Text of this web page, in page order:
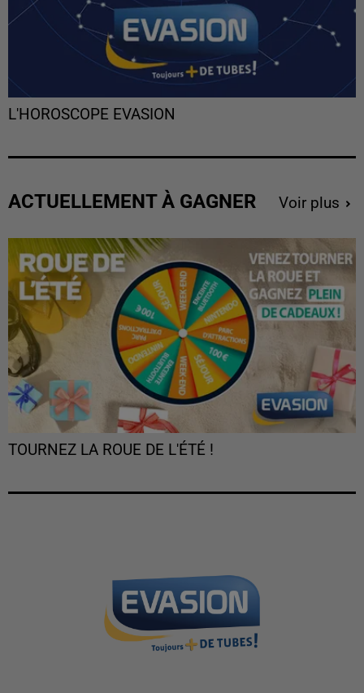
L'HOROSCOPE EVASION
ACTUELLEMENT À GAGNER Voir plus
TOURNEZ LA ROUE DE L'ÉTÉ !